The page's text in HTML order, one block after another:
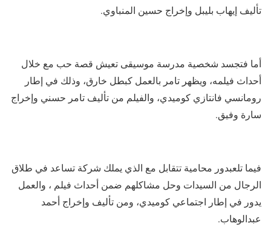
تأليف إيهاب بليبل وإخراج حسين المنباوي.
أما فتجسد شخصية مدرسة موسيقى تعيش قصة حب مع خلال
أحداث فيلمه، ويظهر تامر بالعمل كبطل خارق، وذلك في إطار
رومانسي فانتازي كوميدي، والفيلم من تأليف تامر حسني وإخراج
سارة وفيق.
فيما تلعبدور محامية تتقابل مع الذي يملك شركة تساعد في طلاق
الرجال من السيدات وحل مشاكلهم ضمن أحداث فيلم ، والعمل
يدور في إطار اجتماعي كوميدي، ومن تأليف وإخراج أحمد
عبدالوهاب.